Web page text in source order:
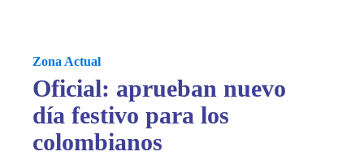
Zona Actual
Oficial: aprueban nuevo
día festivo para los
colombianos